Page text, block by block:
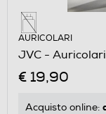
AURICOLARI
JVC -
€ 19,90
Acquisto online: